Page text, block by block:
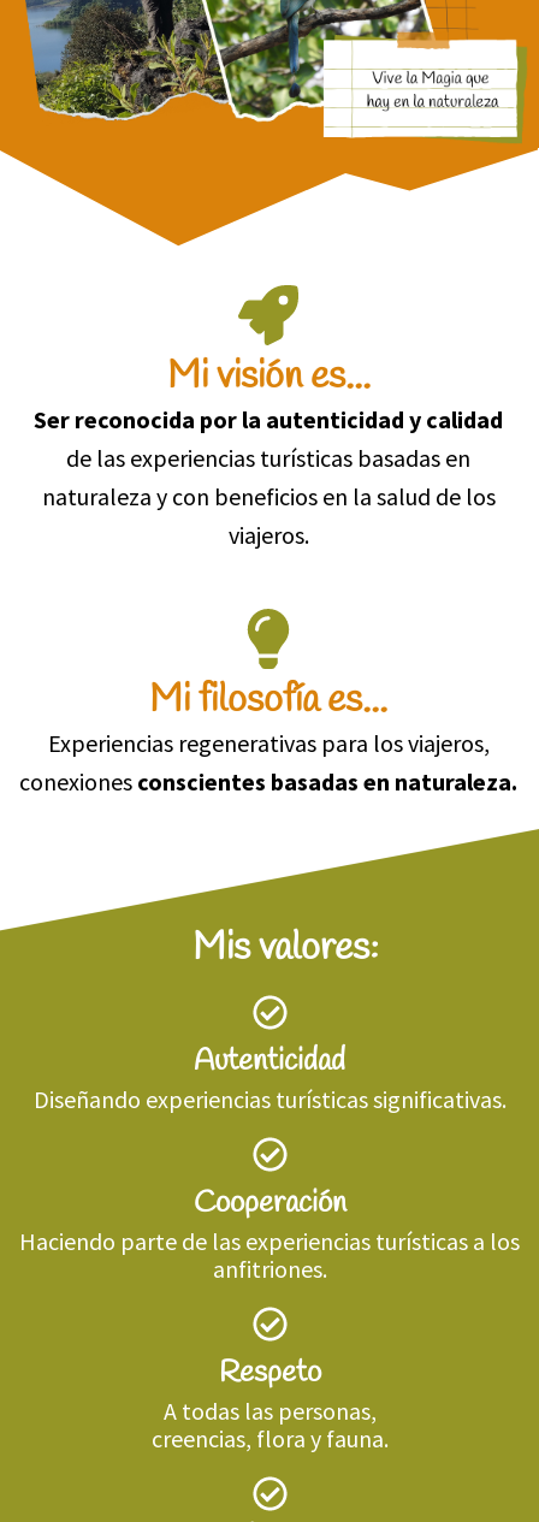
Mi visión es...
Ser reconocida por la autenticidad y calidad
de las experiencias turísticas basadas en
naturaleza y con beneficios en la salud de los
viajeros.
Mi filosofía es...
Experiencias regenerativas para los viajeros,
conexiones conscientes basadas en naturaleza.
Mis valores:
Autenticidad
Diseñando experiencias turísticas significativas.
Cooperación
Haciendo parte de las experiencias turísticas a los
anfitriones.
Respeto
A todas las personas,
creencias, flora y fauna.